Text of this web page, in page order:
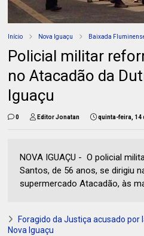
Início Nova Iguaçu Baixada
Policial militar
no Atacadão da
Iguaçu
0 Editor Jonatan quinta-feira, 14
NOVA IGUAÇU - O policial
Santos, de 56 anos, se dirigiu
supermercado Atacadão, às
Foragido da Justiça acusado por
Nova Iguaçu